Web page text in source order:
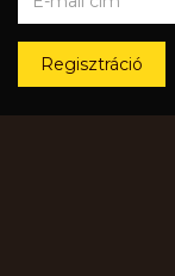
Regisztráció